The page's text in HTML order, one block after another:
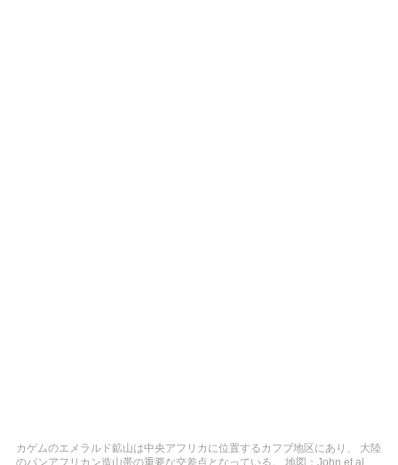
カゲムのエメラルド鉱山は中央アフリカに位置するカフブ地区にあり、 大陸
のパンアフリカン造山帯の重要な交差点となっている。 地図：John et al.,